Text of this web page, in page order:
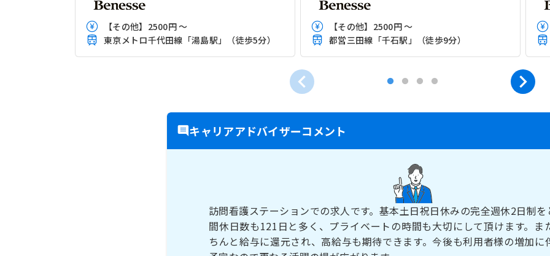
【その他】2500円 ～
東京メトロ千代田線「湯島駅」（徒歩5分）
【その他】2500円 ～
都営三田線「千石駅」（徒歩9分）
キャリアアドバイザーコメント
訪問看護ステーションでの求人です。基本土日祝日休みの完全週休2日制
間休日数も121日と多く、プライベートの時間も大切にして頂けます。ま
ちんと給与に還元され、高給与も期待できます。今後も利用者様の増加に